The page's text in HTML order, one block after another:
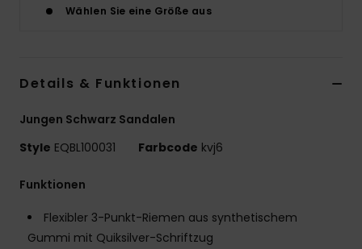
Wählen Sie eine Größe aus
Details & Funktionen
Jungen Schwarz Sandalen
Style EQBL100031 Farbcode kvj6
Funktionen
Flexibler 3-Punkt-Riemen aus synthetischem
Gummi mit Quiksilver-Schriftzug